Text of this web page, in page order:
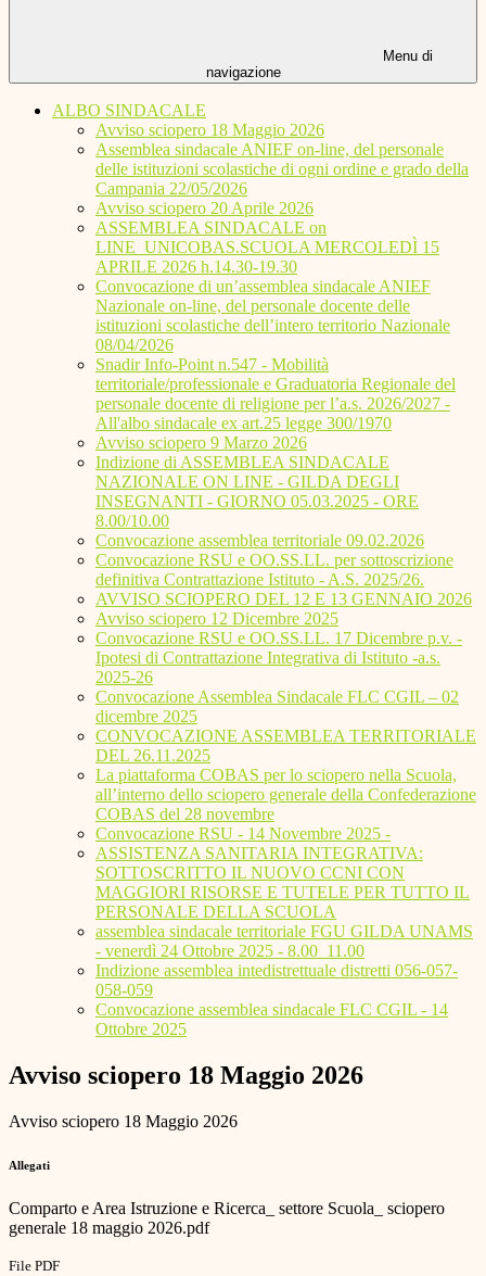
Menu di
navigazione
ALBO SINDACALE
Avviso sciopero 18 Maggio 2026
Assemblea sindacale ANIEF on-line, del personale
delle istituzioni scolastiche di ogni ordine e grado della
Campania 22/05/2026
Avviso sciopero 20 Aprile 2026
ASSEMBLEA SINDACALE on
LINE_UNICOBAS.SCUOLA MERCOLEDÌ 15
APRILE 2026 h.14.30-19.30
Convocazione di un’assemblea sindacale ANIEF
Nazionale on-line, del personale docente delle
istituzioni scolastiche dell’intero territorio Nazionale
08/04/2026
Snadir Info-Point n.547 - Mobilità
territoriale/professionale e Graduatoria Regionale del
personale docente di religione per l’a.s. 2026/2027 -
All'albo sindacale ex art.25 legge 300/1970
Avviso sciopero 9 Marzo 2026
Indizione di ASSEMBLEA SINDACALE
NAZIONALE ON LINE - GILDA DEGLI
INSEGNANTI - GIORNO 05.03.2025 - ORE
8.00/10.00
Convocazione assemblea territoriale 09.02.2026
Convocazione RSU e OO.SS.LL. per sottoscrizione
definitiva Contrattazione Istituto - A.S. 2025/26.
AVVISO SCIOPERO DEL 12 E 13 GENNAIO 2026
Avviso sciopero 12 Dicembre 2025
Convocazione RSU e OO.SS.LL. 17 Dicembre p.v. -
Ipotesi di Contrattazione Integrativa di Istituto -a.s.
2025-26
Convocazione Assemblea Sindacale FLC CGIL – 02
dicembre 2025
CONVOCAZIONE ASSEMBLEA TERRITORIALE
DEL 26.11.2025
La piattaforma COBAS per lo sciopero nella Scuola,
all’interno dello sciopero generale della Confederazione
COBAS del 28 novembre
Convocazione RSU - 14 Novembre 2025 -
ASSISTENZA SANITARIA INTEGRATIVA:
SOTTOSCRITTO IL NUOVO CCNI CON
MAGGIORI RISORSE E TUTELE PER TUTTO IL
PERSONALE DELLA SCUOLA
assemblea sindacale territoriale FGU GILDA UNAMS
- venerdì 24 Ottobre 2025 - 8.00_11.00
Indizione assemblea intedistrettuale distretti 056-057-
058-059
Convocazione assemblea sindacale FLC CGIL - 14
Ottobre 2025
Avviso sciopero 18 Maggio 2026
Avviso sciopero 18 Maggio 2026
Allegati
Comparto e Area Istruzione e Ricerca_ settore Scuola_ sciopero
generale 18 maggio 2026.pdf
File PDF